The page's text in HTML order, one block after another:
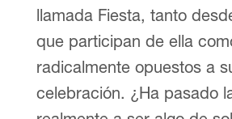
llamada Fiesta, tanto
que participan de ella
radicalmente opuestos a
celebración. ¿Ha pasado